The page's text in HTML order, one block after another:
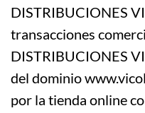
DISTRIBUCIONES
transacciones
DISTRIBUCIONES
del dominio
por la tienda online